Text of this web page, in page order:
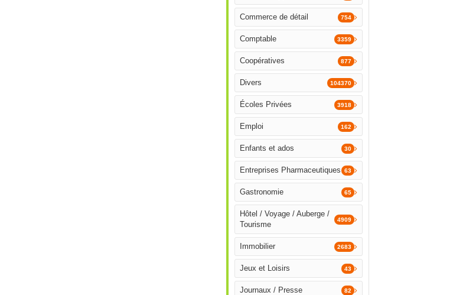
Commerce de détail 754
Comptable 3359
Coopératives 877
Divers 104370
Écoles Privées 3918
Emploi 162
Enfants et ados 30
Entreprises Pharmaceutiques 63
Gastronomie 65
Hôtel / Voyage / Auberge /
Tourisme
4909
Immobilier 2683
Jeux et Loisirs 43
Journaux / Presse 82